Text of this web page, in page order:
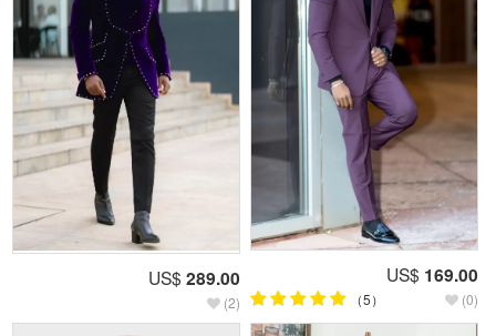
US$ 289.00
(2)
US$ 169.00
（5） (0)